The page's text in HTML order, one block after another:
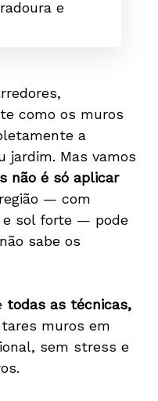
e
como os muros
a
jardim. Mas vamos
não é só aplicar
— com
e sol forte — pode
sabe os
todas as técnicas,
muros em
sem stress e